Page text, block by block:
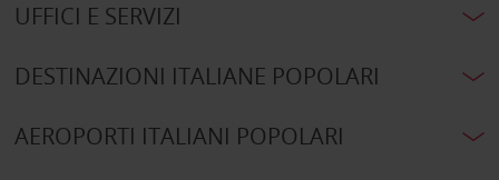
UFFICI E SERVIZI
DESTINAZIONI ITALIANE POPOLARI
AEROPORTI ITALIANI POPOLARI